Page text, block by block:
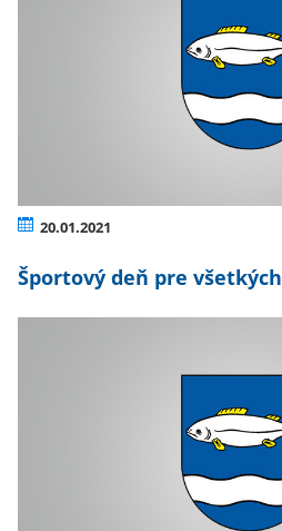
20.01.2021
Športový deň pre všetkých